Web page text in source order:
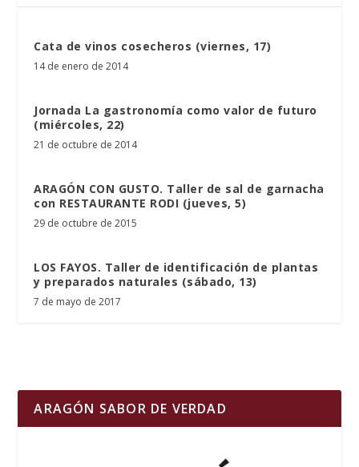
Cata de vinos cosecheros (viernes, 17)
14 de enero de 2014
Jornada La gastronomía como valor de futuro
(miércoles, 22)
21 de octubre de 2014
ARAGÓN CON GUSTO. Taller de sal de garnacha
con RESTAURANTE RODI (jueves, 5)
29 de octubre de 2015
LOS FAYOS. Taller de identificación de plantas
y preparados naturales (sábado, 13)
7 de mayo de 2017
ARAGÓN SABOR DE VERDAD